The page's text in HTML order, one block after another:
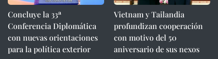
Concluye la 33ª
Conferencia Diplomática
con nuevas orientaciones
para la política exterior
Vietnam y Tailandia
profundizan cooperación
con motivo del 50
aniversario de sus nexos